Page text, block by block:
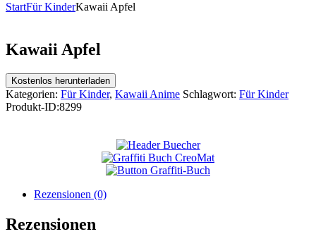
StartFür KinderKawaii Apfel
Kawaii Apfel
Kostenlos herunterladen
Kategorien: Für Kinder, Kawaii Anime Schlagwort: Für Kinder
Produkt-ID:8299
Rezensionen (0)
Rezensionen